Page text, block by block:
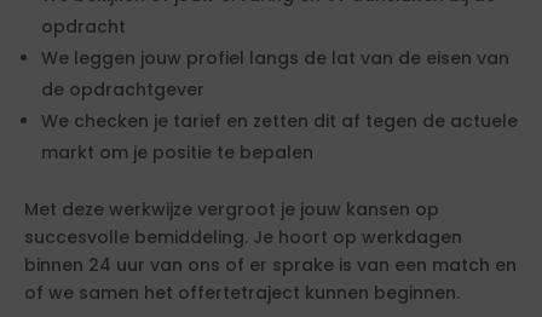
opdracht
We leggen jouw profiel langs de lat van de eisen van
de opdrachtgever
We checken je tarief en zetten dit af tegen de actuele
markt om je positie te bepalen
Met deze werkwijze vergroot je jouw kansen op
succesvolle bemiddeling. Je hoort op werkdagen
binnen 24 uur van ons of er sprake is van een match en
of we samen het offertetraject kunnen beginnen.